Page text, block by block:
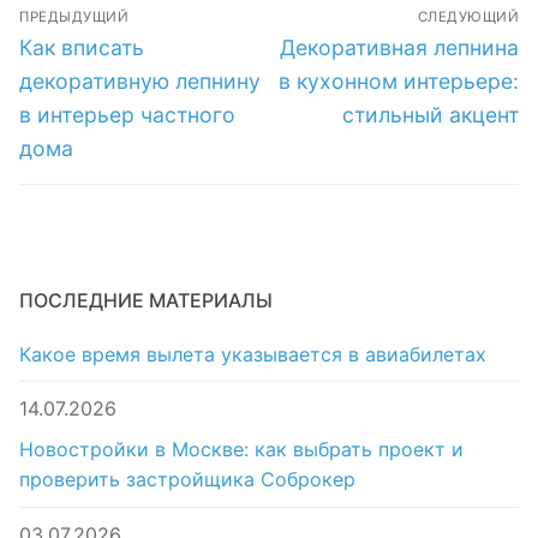
нуво:
методы
применения
и
воплощение
новаторства
Навигация
по
записям
ПРЕДЫДУЩИЙ
Предыдущая
запись:
Как вписать
декоративную лепнину
в интерьер частного
дома
СЛЕДУЮЩИЙ
Следующая
запись:
Декоративная лепнина
в кухонном интерьере:
стильный акцент
ПОСЛЕДНИЕ МАТЕРИАЛЫ
Какое время вылета указывается в авиабилетах
14.07.2026
Новостройки в Москве: как выбрать проект и
проверить застройщика Соброкер